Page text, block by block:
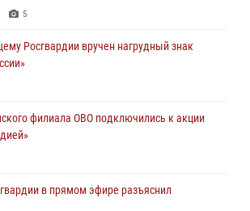
5
Росгвардии вручен нагрудный знак
филиала ОВО подключились к акции
в прямом эфире разъяснил